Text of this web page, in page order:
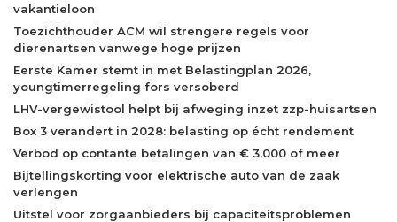
vakantieloon
Toezichthouder ACM wil strengere regels voor
dierenartsen vanwege hoge prijzen
Eerste Kamer stemt in met Belastingplan 2026,
youngtimerregeling fors versoberd
LHV-vergewistool helpt bij afweging inzet zzp-huisartsen
Box 3 verandert in 2028: belasting op écht rendement
Verbod op contante betalingen van € 3.000 of meer
Bijtellingskorting voor elektrische auto van de zaak
verlengen
Uitstel voor zorgaanbieders bij capaciteitsproblemen